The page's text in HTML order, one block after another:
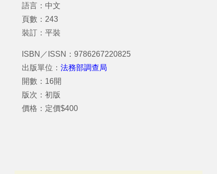
語言：中文
頁數：243
裝訂：平裝
ISBN／ISSN：9786267220825
出版單位： 法務部調查局
開數：16開
版次：初版
價格：定價$400